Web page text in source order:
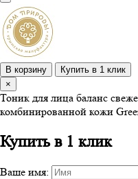
В корзину
Купить в 1 клик
×
Тоник для лица баланс
комбинированной кожи
Купить в 1 клик
Ваше имя: